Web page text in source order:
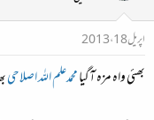
اپریل 18، 2013
بھئی واہ مزہ آگیامحمدعلم اللہ اصلاحی